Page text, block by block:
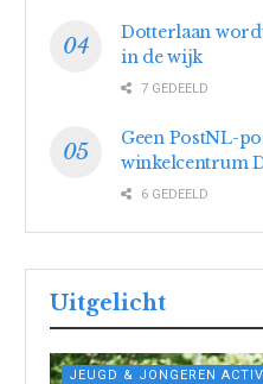
Dotterlaan
in de wijk
7 GEDEELD
Geen PostNL-
winkelcentrum
6 GEDEELD
Uitgelicht
JEUGD & JONGEREN